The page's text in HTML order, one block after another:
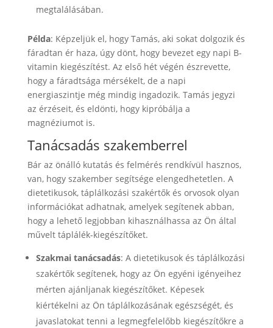
megtalálásában.
Példa: Képzeljük el, hogy Tamás, aki sokat dolgozik és
fáradtan ér haza, úgy dönt, hogy bevezet egy napi B-
vitamin kiegészítést. Az első hét végén észrevette,
hogy a fáradtsága mérsékelt, de a napi
energiaszintje még mindig ingadozik. Tamás jegyzi
az érzéseit, és eldönti, hogy kipróbálja a
magnéziumot is.
Tanácsadás szakemberrel
Bár az önálló kutatás és felmérés rendkívül hasznos,
van, hogy szakember segítsége elengedhetetlen. A
dietetikusok, táplálkozási szakértők és orvosok olyan
információkat adhatnak, amelyek segítenek abban,
hogy a lehető legjobban kihasználhassa az Ön által
művelt táplálék-kiegészítőket.
Szakmai tanácsadás: A dietetikusok és táplálkozási
szakértők segítenek, hogy az Ön egyéni igényeihez
mérten ajánljanak kiegészítőket. Képesek
kiértékelni az Ön táplálkozásának egészségét, és
javaslatokat tenni a legmegfelelőbb kiegészítőkre a